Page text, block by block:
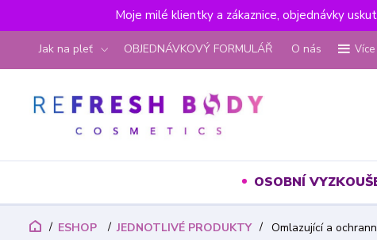
Moje milé klientky a zákaznice, objednávky
Jak na pleť OBJEDNÁVKOVÝ FORMULÁŘ O nás Více
OSOBNÍ
ESHOP JEDNOTLIVÉ PRODUKTY Omlazující a